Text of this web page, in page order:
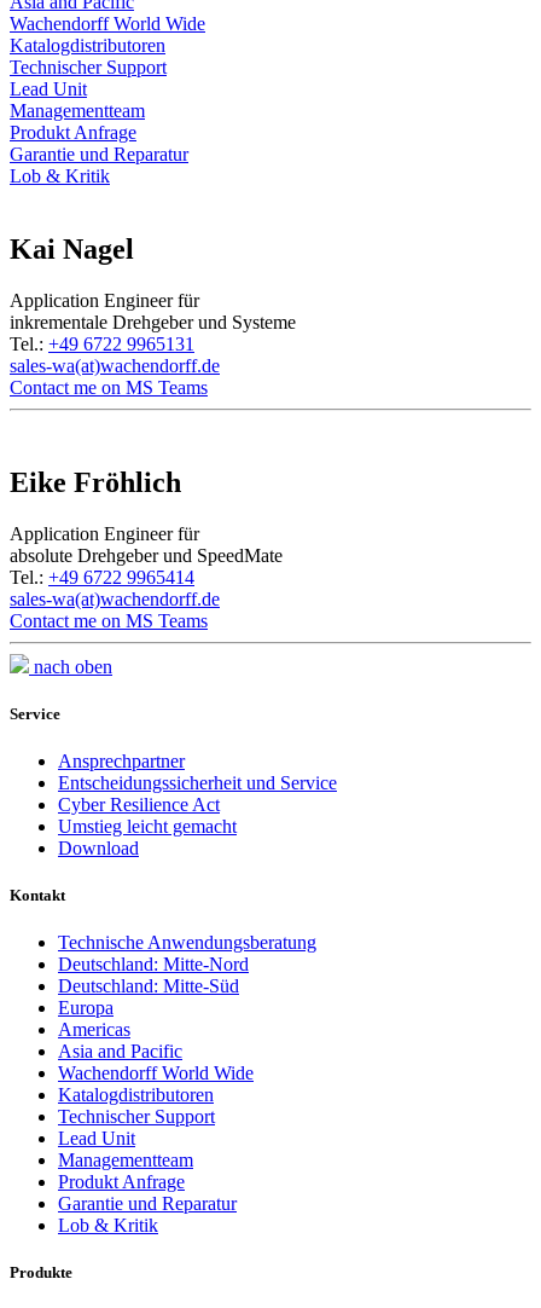
Wachendorff World Wide
Katalogdistributoren
Technischer Support
Lead Unit
Managementteam
Produkt Anfrage
Garantie und Reparatur
Lob & Kritik
Kai Nagel
Application Engineer für
inkrementale Drehgeber und Systeme
Tel.: +49 6722 9965131
sales-wa(at)wachendorff.de
Contact me on MS Teams
Eike Fröhlich
Application Engineer für
absolute Drehgeber und SpeedMate
Tel.: +49 6722 9965414
sales-wa(at)wachendorff.de
Contact me on MS Teams
nach oben
Service
Ansprechpartner
Entscheidungssicherheit und Service
Cyber Resilience Act
Umstieg leicht gemacht
Download
Kontakt
Technische Anwendungsberatung
Deutschland: Mitte-Nord
Deutschland: Mitte-Süd
Europa
Americas
Asia and Pacific
Wachendorff World Wide
Katalogdistributoren
Technischer Support
Lead Unit
Managementteam
Produkt Anfrage
Garantie und Reparatur
Lob & Kritik
Produkte